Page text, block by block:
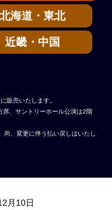
北海道・東北
近畿・中国
販売いたします。
、サントリーホール公演は2階
、変更に伴う払い戻しはいたし
月10日